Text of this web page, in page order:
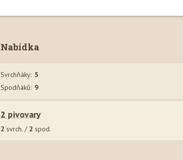
Nabídka
Svrchňáky: 5
Spodňáků: 9
2 pivovary
2 svrch. / 2 spod.